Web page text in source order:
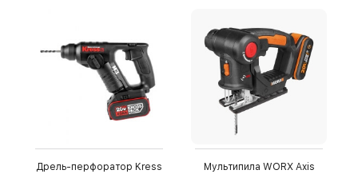
Дрель-перфоратор Kress
Мультипила WORX Axis